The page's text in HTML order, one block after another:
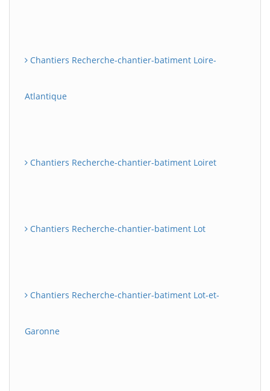
Chantiers Recherche-chantier-batiment Loire-
Atlantique
Chantiers Recherche-chantier-batiment Loiret
Chantiers Recherche-chantier-batiment Lot
Chantiers Recherche-chantier-batiment Lot-et-
Garonne